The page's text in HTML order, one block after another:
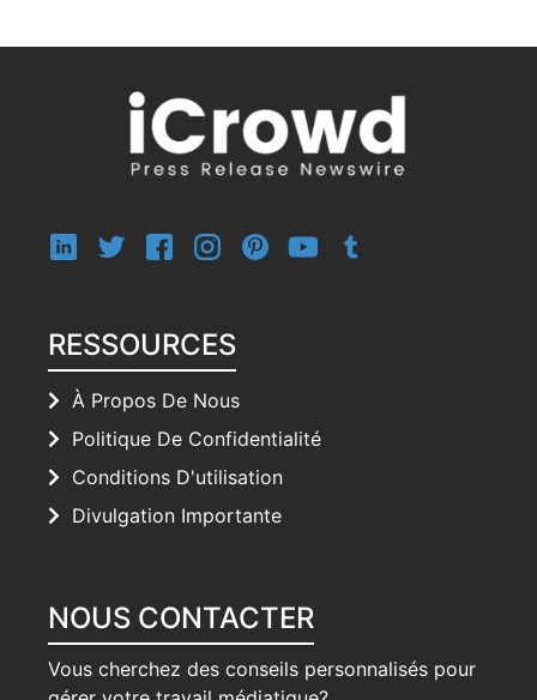
RESSOURCES
À Propos De Nous
Politique De Confidentialité
Conditions D'utilisation
Divulgation Importante
NOUS CONTACTER
Vous cherchez des conseils personnalisés pour